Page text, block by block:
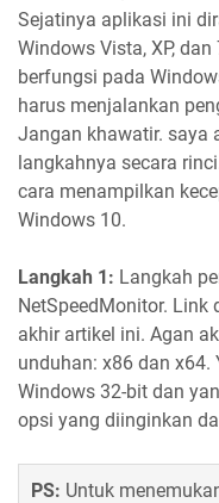
Sejatinya aplikasi ini
Windows Vista, XP,
berfungsi pada
harus menjalankan
Jangan khawatir. saya
langkahnya secara
cara menampilkan
Windows 10.
Langkah 1: Langkah
NetSpeedMonitor. Link
akhir artikel ini. Agan
unduhan: x86 dan
Windows 32-bit dan
opsi yang diinginkan
PS: Untuk